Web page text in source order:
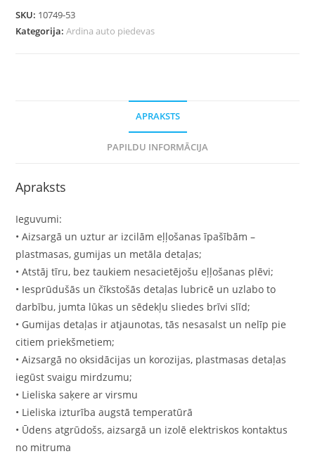
SKU: 10749-53
Kategorija:Ardina auto piedevas
APRAKSTS
PAPILDU INFORMĀCIJA
Apraksts
Ieguvumi:
• Aizsargā un uztur ar izcilām eļļošanas īpašībām –
plastmasas, gumijas un metāla detaļas;
• Atstāj tīru, bez taukiem nesacietējošu eļļošanas plēvi;
• Iesprūdušās un čīkstošās detaļas lubricē un uzlabo to
darbību, jumta lūkas un sēdekļu sliedes brīvi slīd;
• Gumijas detaļas ir atjaunotas, tās nesasalst un nelīp pie
citiem priekšmetiem;
• Aizsargā no oksidācijas un korozijas, plastmasas detaļas
iegūst svaigu mirdzumu;
• Lieliska saķere ar virsmu
• Lieliska izturība augstā temperatūrā
• Ūdens atgrūdošs, aizsargā un izolē elektriskos kontaktus
no mitruma